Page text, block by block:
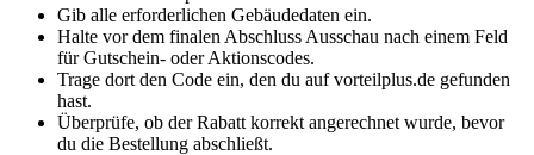
Gib alle erforderlichen Gebäudedaten ein.
Halte vor dem finalen Abschluss Ausschau nach einem Feld
für Gutschein- oder Aktionscodes.
Trage dort den Code ein, den du auf vorteilplus.de gefunden
hast.
Überprüfe, ob der Rabatt korrekt angerechnet wurde, bevor
du die Bestellung abschließt.